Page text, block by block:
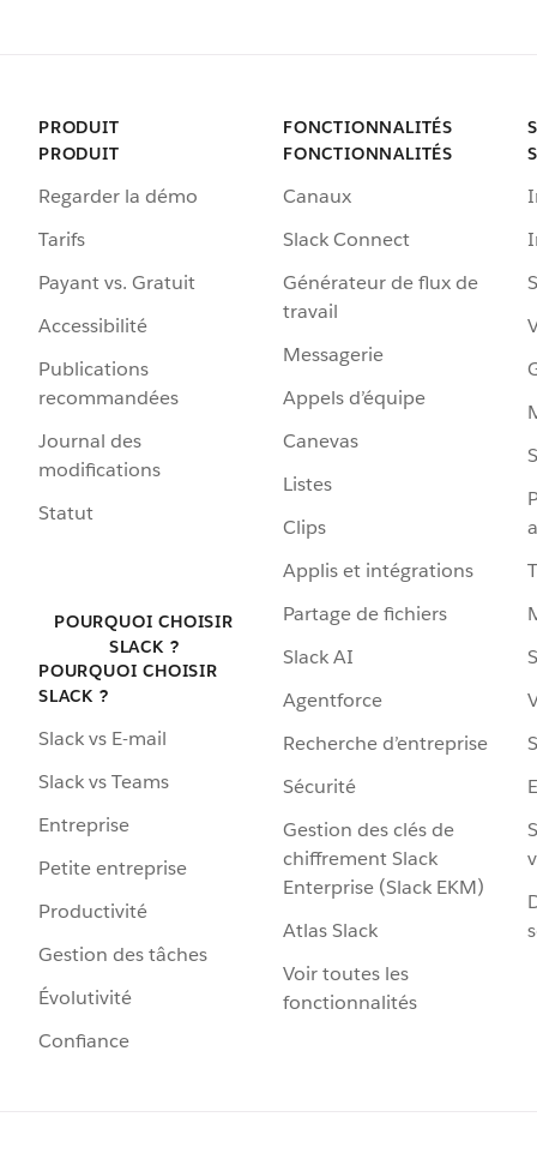
PRODUIT
PRODUIT
Regarder la démo
Tarifs
Payant vs. Gratuit
Accessibilité
Publications
recommandées
Journal des
modifications
Statut
POURQUOI CHOISIR
SLACK ?
POURQUOI CHOISIR
SLACK ?
Slack vs E-mail
Slack vs Teams
Entreprise
Petite entreprise
Productivité
Gestion des tâches
Évolutivité
Confiance
FONCTIONNALITÉS
FONCTIONNALITÉS
Canaux
Slack Connect
Générateur de flux de
travail
Messagerie
Appels d’équipe
Canevas
Listes
Clips
Applis et intégrations
Partage de fichiers
Slack AI
Agentforce
Recherche d’entreprise
Sécurité
Gestion des clés de
chiffrement Slack
Enterprise (Slack EKM)
Atlas Slack
Voir toutes les
fonctionnalités